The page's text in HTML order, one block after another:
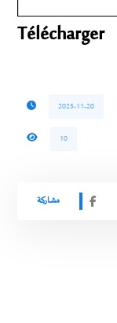
Télécharger
2025-11-20
10